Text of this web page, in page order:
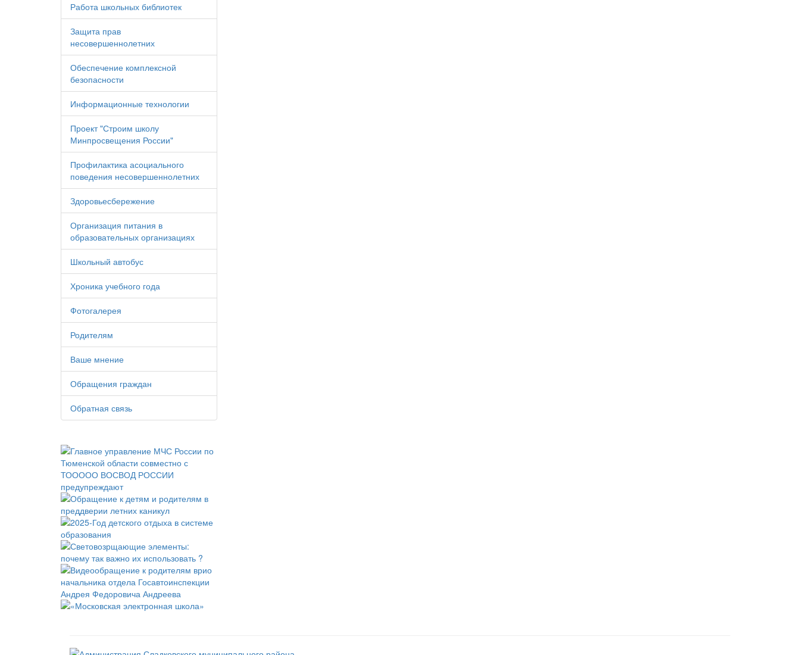
Работа школьных библиотек
Защита прав
несовершеннолетних
Обеспечение комплексной
безопасности
Информационные технологии
Проект "Строим школу
Минпросвещения России"
Профилактика асоциального
поведения несовершеннолетних
Здоровьесбережение
Организация питания в
образовательных организациях
Школьный автобус
Хроника учебного года
Фотогалерея
Родителям
Ваше мнение
Обращения граждан
Обратная связь